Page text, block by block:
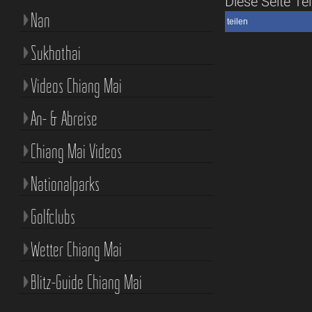
teilen
Nan
Sukhothai
Videos Chiang Mai
An- & Abreise
Chiang Mai Videos
Nationalparks
Golfclubs
Wetter Chiang Mai
Blitz-Guide Chiang Mai